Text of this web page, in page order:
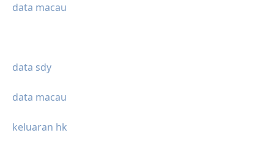
data macau
data sdy
data macau
keluaran hk